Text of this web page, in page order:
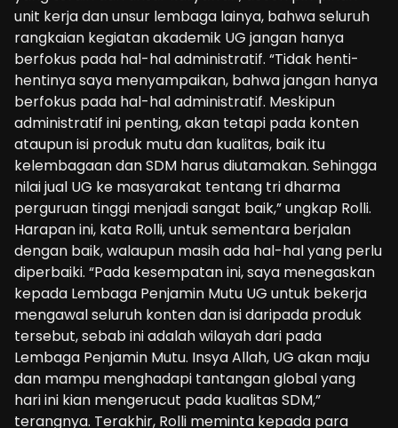
unit kerja dan unsur lembaga lainya, bahwa seluruh
rangkaian kegiatan akademik UG jangan hanya
berfokus pada hal-hal administratif. “Tidak henti-
hentinya saya menyampaikan, bahwa jangan hanya
berfokus pada hal-hal administratif. Meskipun
administratif ini penting, akan tetapi pada konten
ataupun isi produk mutu dan kualitas, baik itu
kelembagaan dan SDM harus diutamakan. Sehingga
nilai jual UG ke masyarakat tentang tri dharma
perguruan tinggi menjadi sangat baik,” ungkap Rolli.
Harapan ini, kata Rolli, untuk sementara berjalan
dengan baik, walaupun masih ada hal-hal yang perlu
diperbaiki. “Pada kesempatan ini, saya menegaskan
kepada Lembaga Penjamin Mutu UG untuk bekerja
mengawal seluruh konten dan isi daripada produk
tersebut, sebab ini adalah wilayah dari pada
Lembaga Penjamin Mutu. Insya Allah, UG akan maju
dan mampu menghadapi tantangan global yang
hari ini kian mengerucut pada kualitas SDM,”
terangnya. Terakhir, Rolli meminta kepada para